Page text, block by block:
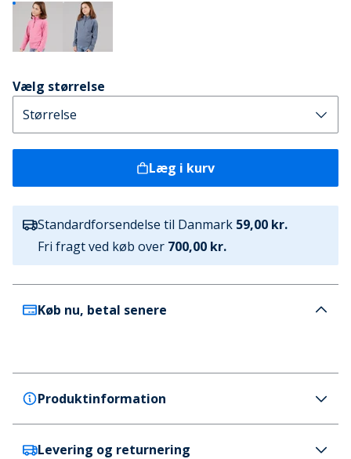
Vælg størrelse
Læg i kurv
Standardforsendelse til Danmark 59,00 kr.
Fri fragt ved køb over 700,00 kr.
Køb nu, betal senere
Produktinformation
Trespass
Levering og returnering